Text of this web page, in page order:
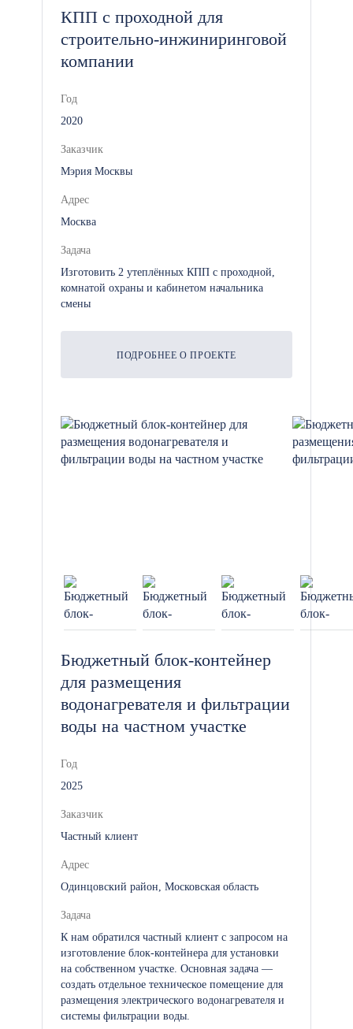
КПП с проходной для
строительно-инжиниринговой
компании
Год
2020
Заказчик
Мэрия Москвы
Адрес
Москва
Задача
Изготовить 2 утеплённых КПП с проходной,
комнатой охраны и кабинетом начальника
смены
ПОДРОБНЕЕ О ПРОЕКТЕ
Бюджетный блок-контейнер
для размещения
водонагревателя и фильтрации
воды на частном участке
Год
2025
Заказчик
Частный клиент
Адрес
Одинцовский район, Московская область
Задача
К нам обратился частный клиент с запросом на
изготовление блок-контейнера для установки
на собственном участке. Основная задача —
создать отдельное техническое помещение для
размещения электрического водонагревателя и
системы фильтрации воды.